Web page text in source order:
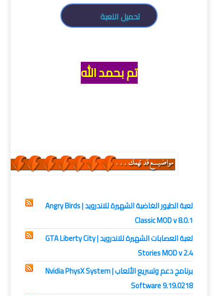
تحميل اللعبة
تم بحمد الله
لعبة الطيور الغاضبة الشهيرة للاندرويد | Angry Birds
Classic MOD v 8.0.1
لعبة العصابات الشهيرة للاندرويد | GTA Liberty City
Stories MOD v 2.4
برنامج دعم وتسريع الألعاب | Nvidia PhysX System
Software 9.19.0218